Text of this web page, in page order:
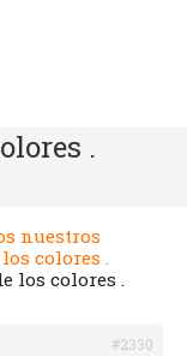
.
nuestros
colores .
los colores .
#2330